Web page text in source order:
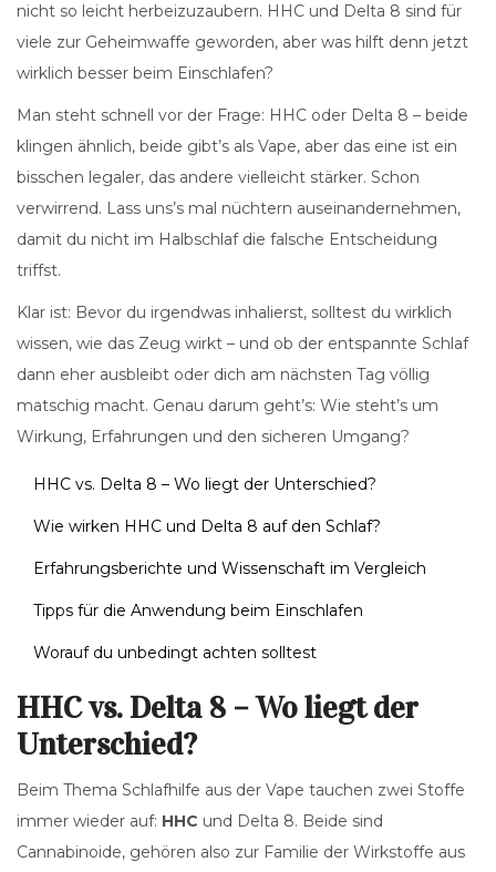
nicht so leicht herbeizuzaubern. HHC und Delta 8 sind für
viele zur Geheimwaffe geworden, aber was hilft denn jetzt
wirklich besser beim Einschlafen?
Man steht schnell vor der Frage: HHC oder Delta 8 – beide
klingen ähnlich, beide gibt’s als Vape, aber das eine ist ein
bisschen legaler, das andere vielleicht stärker. Schon
verwirrend. Lass uns’s mal nüchtern auseinandernehmen,
damit du nicht im Halbschlaf die falsche Entscheidung
triffst.
Klar ist: Bevor du irgendwas inhalierst, solltest du wirklich
wissen, wie das Zeug wirkt – und ob der entspannte Schlaf
dann eher ausbleibt oder dich am nächsten Tag völlig
matschig macht. Genau darum geht’s: Wie steht’s um
Wirkung, Erfahrungen und den sicheren Umgang?
HHC vs. Delta 8 – Wo liegt der Unterschied?
Wie wirken HHC und Delta 8 auf den Schlaf?
Erfahrungsberichte und Wissenschaft im Vergleich
Tipps für die Anwendung beim Einschlafen
Worauf du unbedingt achten solltest
HHC vs. Delta 8 – Wo liegt der
Unterschied?
Beim Thema Schlafhilfe aus der Vape tauchen zwei Stoffe
immer wieder auf: HHC und Delta 8. Beide sind
Cannabinoide, gehören also zur Familie der Wirkstoffe aus